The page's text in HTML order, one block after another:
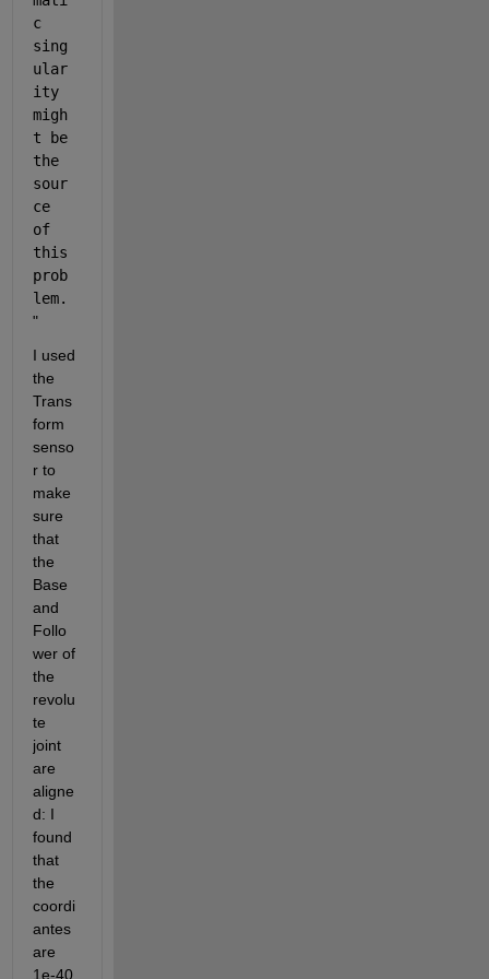
c
sing
ular
ity
migh
t be
the
sour
ce
of
this
prob
lem.
"
I used
the
Trans
form
senso
r to
make
sure
that
the
Base
and
Follo
wer of
the
revolu
te
joint
are
aligne
d: I
found
that
the
coordi
antes
are
1e-40